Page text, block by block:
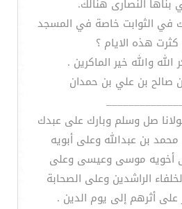
بناها النصارى هنالك.
في الثوابت خاصة في المسجد
هذه الايام ؟
والله خير الماكرين .
صالح بن علي بن حمدان
صل وسلم وبارك على عبدك
بن عبدالله وعلى أبويه
أخويه موسى وعيسى وعلى
الراشدين وعلى الصحابة
أثرهم إلى يوم الدين .